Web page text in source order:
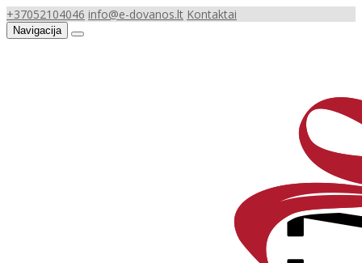
+37052104046 info@e-dovanos.lt Kontaktai
Navigacija